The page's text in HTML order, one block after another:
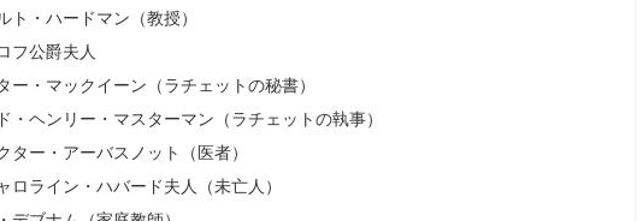
・ハードマン（教授）
公爵夫人
マックイーン（ラチェットの秘書）
ンリー・マスターマン（ラチェットの執事）
ー・アーバスノット（医者）
ライン・ハバード夫人（未亡人）